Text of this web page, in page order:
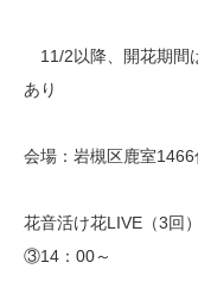
11/2以降、開花期間
あり
会場：岩槻区鹿室1466
花音活け花LIVE（3
③14：00～